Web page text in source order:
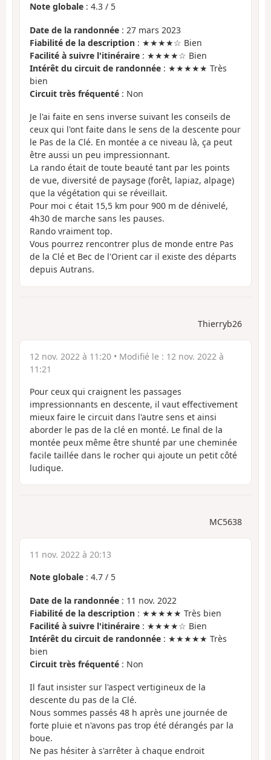
Note globale : 4.3 / 5
Date de la randonnée : 27 mars 2023
Fiabilité de la description : ★★★★☆ Bien
Facilité à suivre l'itinéraire : ★★★★☆ Bien
Intérêt du circuit de randonnée : ★★★★★ Très
bien
Circuit très fréquenté : Non
Je l'ai faite en sens inverse suivant les conseils de
ceux qui l'ont faite dans le sens de la descente pour
le Pas de la Clé. En montée a ce niveau là, ça peut
être aussi un peu impressionnant.
La rando était de toute beauté tant par les points
de vue, diversité de paysage (forêt, lapiaz, alpage)
que la végétation qui se réveillait.
Pour moi c était 15,5 km pour 900 m de dénivelé,
4h30 de marche sans les pauses.
Rando vraiment top.
Vous pourrez rencontrer plus de monde entre Pas
de la Clé et Bec de l'Orient car il existe des départs
depuis Autrans.
Thierryb26
12 nov. 2022 à 11:20 • Modifié le : 12 nov. 2022 à
11:21
Pour ceux qui craignent les passages
impressionnants en descente, il vaut effectivement
mieux faire le circuit dans l'autre sens et ainsi
aborder le pas de la clé en monté. Le final de la
montée peux même être shunté par une cheminée
facile taillée dans le rocher qui ajoute un petit côté
ludique.
MC5638
11 nov. 2022 à 20:13
Note globale : 4.7 / 5
Date de la randonnée : 11 nov. 2022
Fiabilité de la description : ★★★★★ Très bien
Facilité à suivre l'itinéraire : ★★★★☆ Bien
Intérêt du circuit de randonnée : ★★★★★ Très
bien
Circuit très fréquenté : Non
Il faut insister sur l'aspect vertigineux de la
descente du pas de la Clé.
Nous sommes passés 48 h après une journée de
forte pluie et n'avons pas trop été dérangés par la
boue.
Ne pas hésiter à s'arrêter à chaque endroit